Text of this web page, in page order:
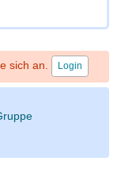
sich an. Login